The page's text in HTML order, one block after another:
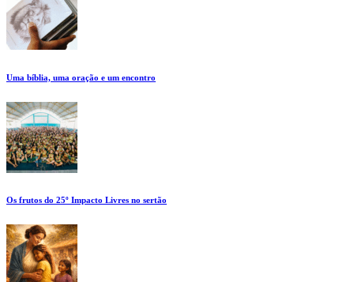
Uma bíblia, uma oração e um encontro
Os frutos do 25º Impacto Livres no sertão